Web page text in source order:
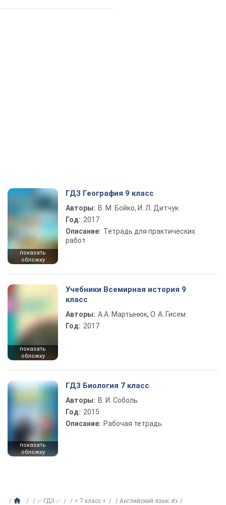
показать
обложку
ГДЗ География 9 класс
Авторы: В. М. Бойко, И. Л. Дитчук
Год: 2017
Описание: Тетрадь для практических
работ
показать
обложку
Учебники Всемирная история 9
класс
Авторы: А.А. Мартынюк, О. А. Гисем
Год: 2017
показать
обложку
ГДЗ Биология 7 класс
Авторы: В. И. Соболь
Год: 2015
Описание: Рабочая тетрадь
✅ ГДЗ ✅ ⚡ 7 класс ⚡
Английский язык ✍